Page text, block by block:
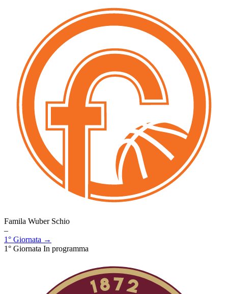
Famila Wuber Schio
–
1° Giornata →
1° Giornata In programma